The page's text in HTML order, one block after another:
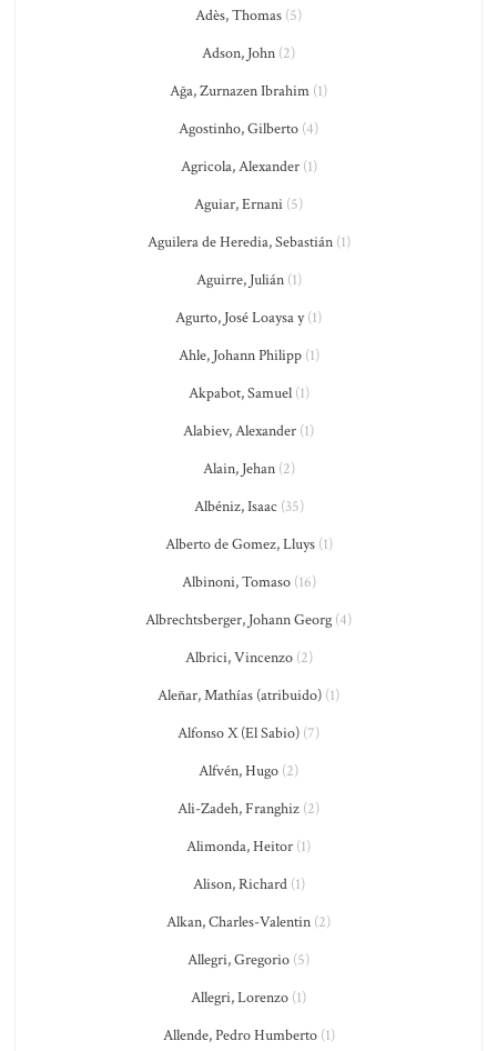
Adès, Thomas (5)
Adson, John (2)
Ağa, Zurnazen Ibrahim (1)
Agostinho, Gilberto (4)
Agricola, Alexander(1)
Aguiar, Ernani (5)
Aguilera de Heredia, Sebastián(1)
Aguirre, Julián(1)
Agurto, José Loaysa y(1)
Ahle, Johann Philipp(1)
Akpabot, Samuel(1)
Alabiev, Alexander (1)
Alain, Jehan(2)
Albéniz, Isaac (35)
Alberto de Gomez, Lluys(1)
Albinoni, Tomaso(16)
Albrechtsberger, Johann Georg (4)
Albrici, Vincenzo(2)
Aleñar, Mathías (atribuido) (1)
Alfonso X (El Sabio) (7)
Alfvén, Hugo (2)
Ali-Zadeh, Franghiz (2)
Alimonda, Heitor (1)
Alison, Richard(1)
Alkan, Charles-Valentin (2)
Allegri, Gregorio (5)
Allegri, Lorenzo (1)
Allende, Pedro Humberto(1)